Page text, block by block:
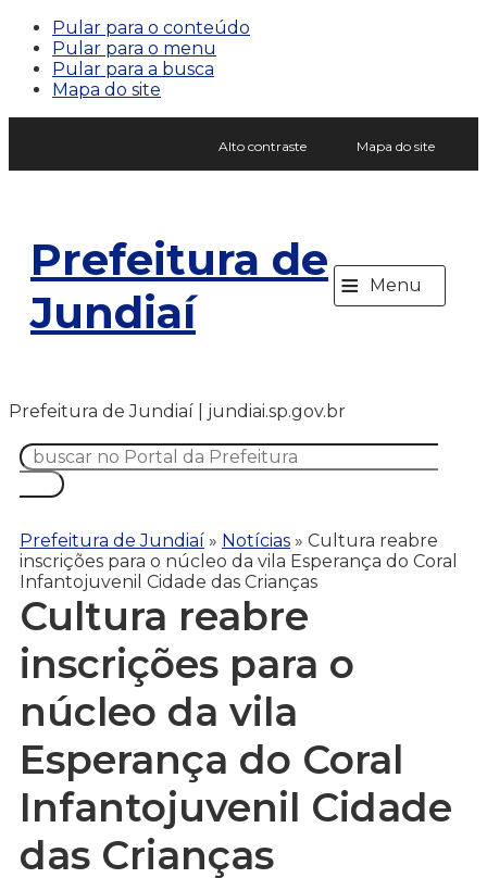
Pular para o conteúdo
Pular para o menu
Pular para a busca
Mapa do site
Alto contraste Mapa do site
Prefeitura de
Jundiaí
≡ Menu
Prefeitura de Jundiaí | jundiai.sp.gov.br
Prefeitura de Jundiaí » Notícias » Cultura reabre
inscrições para o núcleo da vila Esperança do Coral
Infantojuvenil Cidade das Crianças
Cultura reabre
inscrições para o
núcleo da vila
Esperança do Coral
Infantojuvenil Cidade
das Crianças